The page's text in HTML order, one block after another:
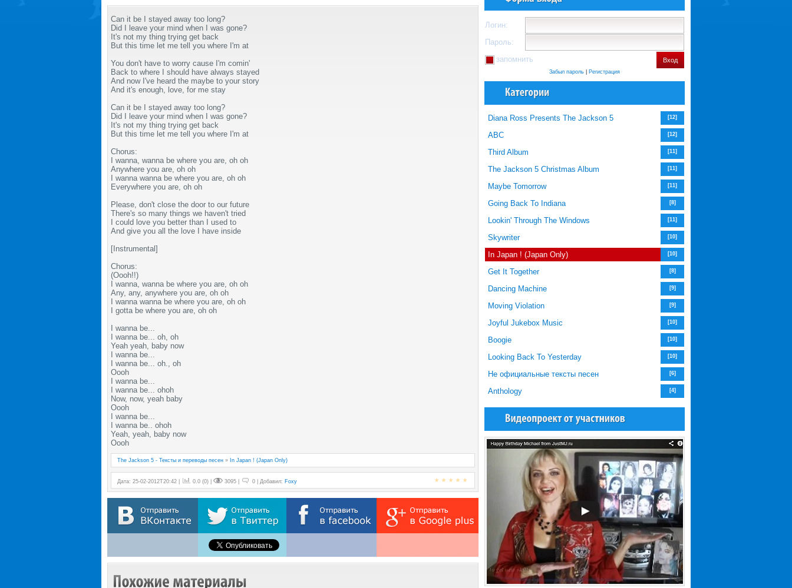
Can it be I stayed away too long?
Did I leave your mind when I was gone?
It's not my thing trying get back
But this time let me tell you where I'm at
You don't have to worry cause I'm comin'
Back to where I should have always stayed
And now I've heard the maybe to your story
And it's enough, love, for me stay
Can it be I stayed away too long?
Did I leave your mind when I was gone?
It's not my thing trying get back
But this time let me tell you where I'm at
Chorus:
I wanna, wanna be where you are, oh oh
Anywhere you are, oh oh
I wanna wanna be where you are, oh oh
Everywhere you are, oh oh
Please, don't close the door to our future
There's so many things we haven't tried
I could love you better than I used to
And give you all the love I have inside
[Instrumental]
Chorus:
(Oooh!!)
I wanna, wanna be where you are, oh oh
Any, any, anywhere you are, oh oh
I wanna wanna be where you are, oh oh
I gotta be where you are, oh oh
I wanna be...
I wanna be... oh, oh
Yeah yeah, baby now
I wanna be...
I wanna be... oh., oh
Oooh
I wanna be...
I wanna be... ohoh
Now, now, yeah baby
Oooh
I wanna be...
I wanna be.. ohoh
Yeah, yeah, baby now
Oooh
The Jackson 5 - Тексты и переводы песен » In Japan ! (Japan Only)
Дата: 25-02-2012T20:42 | 0.0 (0) | 3095 | 0 | Добавил: Foxy
Логин:
Пароль:
запомнить
Вход
Забыл пароль Регистрация
Diana Ross Presents The Jackson 5 [12]
ABC [12]
Third Album [11]
The Jackson 5 Christmas Album [11]
Maybe Tomorrow [11]
Going Back To Indiana [8]
Lookin' Through The Windows [11]
Skywriter [10]
In Japan ! (Japan Only) [10]
Get It Together [8]
Dancing Machine [9]
Moving Violation [9]
Joyful Jukebox Music [10]
Boogie [10]
Looking Back To Yesterday [10]
Не официальные тексты песен [6]
Anthology [4]